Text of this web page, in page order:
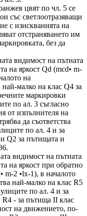
цвят по чл. 5 се
със светлоотразяващи
с изискванията на
отстраняването им
без да
видимост на пътната
на яркост Qd (mcd• m-
на
най-малко на клас Q4 за
маркировки
по ал. 3 съгласно
от изпълнителя на
да съответства
по ал. 4 и за
Q2 за пътищата и
видимост на пътната
на яркост при обратно
m-2 •lx-1), в началото
най-малко на клас R5
по ал. 4 и за
- за пътища II клас
на движението, по-